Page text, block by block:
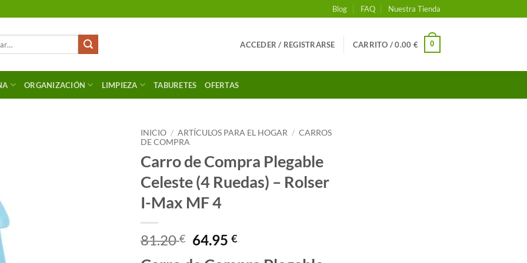
Blog FAQ Nuestra Tienda
ACCEDER / REGISTRARSE CARRITO /0.00 € 0
ORGANIZACIÓN LIMPIEZA TABURETES OFERTAS
INICIO / ARTÍCULOS PARA EL HOGAR / CARROS
DE COMPRA
Carro de Compra Plegable
Celeste (4 Ruedas) – Rolser
I-Max MF 4
81.20€ El
64.95€El